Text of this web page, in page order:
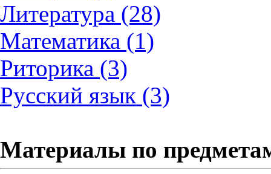
Литература (28)
Математика (1)
Риторика (3)
Русский язык (3)
Материалы по